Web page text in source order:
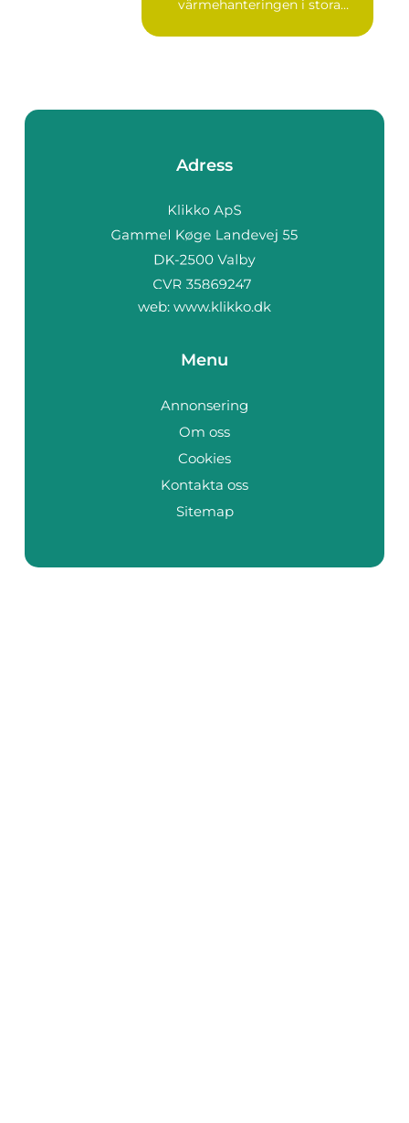
värmehanteringen i stora
Adress
web: www.klikko.dk
Menu
Annonsering
Om oss
Cookies
Kontakta oss
Sitemap